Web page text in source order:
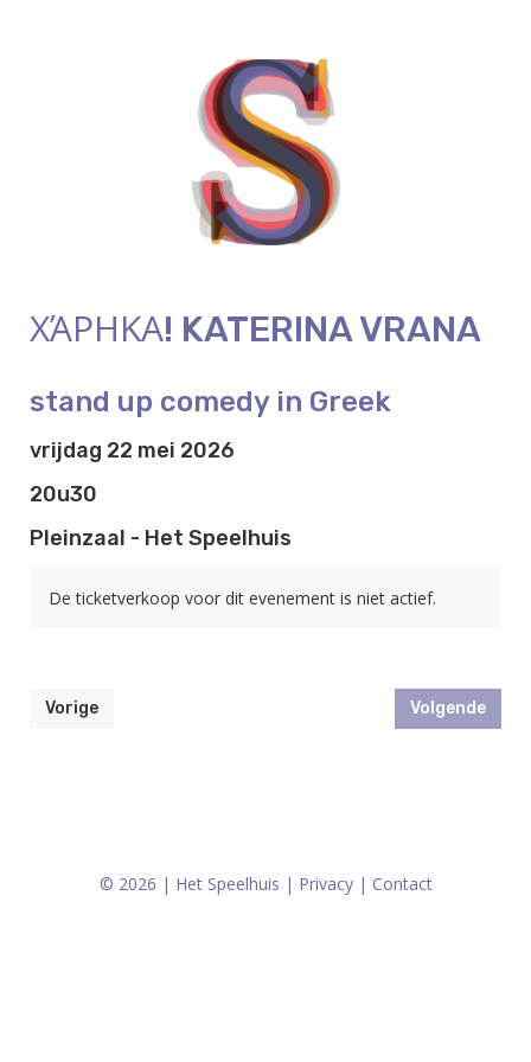
ΧΆΡΗΚΑ! KATERINA VRANA
stand up comedy in Greek
vrijdag 22 mei 2026
20u30
Pleinzaal - Het Speelhuis
De ticketverkoop voor dit evenement is niet actief.
Vorige Volgende
© 2026 | Het Speelhuis | Privacy| Contact